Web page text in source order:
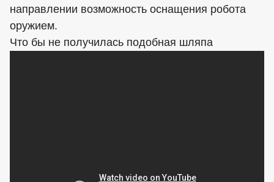
направлении возможность оснащения робота
оружием.
Что бы не получилась подобная шляпа